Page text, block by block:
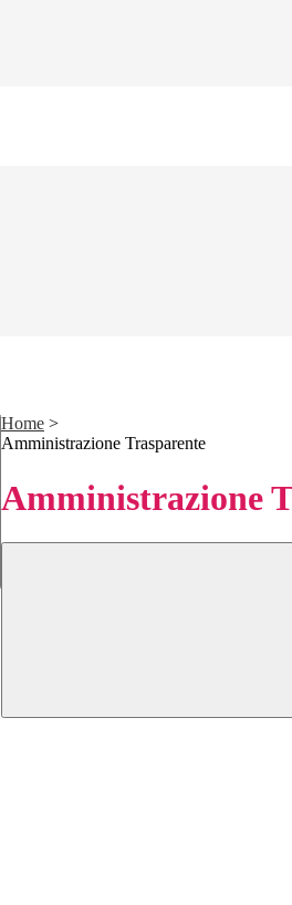
Home >
Amministrazione Trasparente
Amministrazione